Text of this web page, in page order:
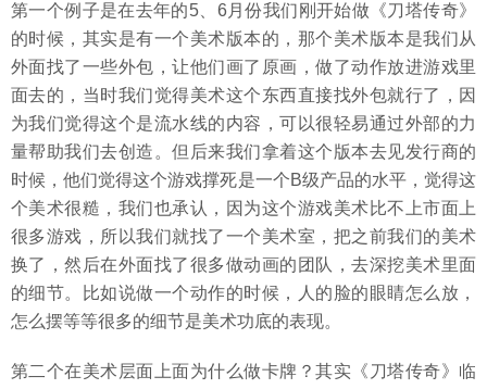
第一个例子是在去年的5、6月份我们刚开始做《刀塔传奇》
的时候，其实是有一个美术版本的，那个美术版本是我们从
外面找了一些外包，让他们画了原画，做了动作放进游戏里
面去的，当时我们觉得美术这个东西直接找外包就行了，因
为我们觉得这个是流水线的内容，可以很轻易通过外部的力
量帮助我们去创造。但后来我们拿着这个版本去见发行商的
时候，他们觉得这个游戏撑死是一个B级产品的水平，觉得这
个美术很糙，我们也承认，因为这个游戏美术比不上市面上
很多游戏，所以我们就找了一个美术室，把之前我们的美术
换了，然后在外面找了很多做动画的团队，去深挖美术里面
的细节。比如说做一个动作的时候，人的脸的眼睛怎么放，
怎么摆等等很多的细节是美术功底的表现。
第二个在美术层面上面为什么做卡牌？其实《刀塔传奇》临